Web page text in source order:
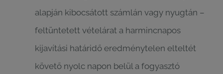
alapján kibocsátott számlán vagy nyugtán –
feltüntetett vételárat a harmincnapos
kijavítási határidő eredménytelen elteltét
követő nyolc napon belül a fogyasztó